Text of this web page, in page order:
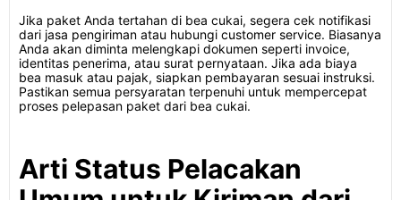
Jika paket Anda tertahan di bea cukai, segera cek notifikasi
dari jasa pengiriman atau hubungi customer service. Biasanya
Anda akan diminta melengkapi dokumen seperti invoice,
identitas penerima, atau surat pernyataan. Jika ada biaya
bea masuk atau pajak, siapkan pembayaran sesuai instruksi.
Pastikan semua persyaratan terpenuhi untuk mempercepat
proses pelepasan paket dari bea cukai.
Arti Status Pelacakan